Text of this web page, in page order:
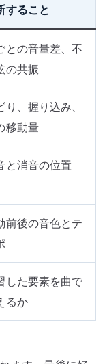
すること
との音量差、不
の共振
り、握り込み、
移動量
と消音の位置
前後の音色とテ
した要素を曲で
るか